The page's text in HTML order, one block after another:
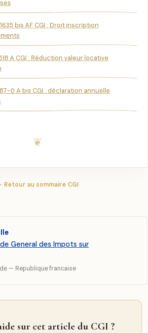
bis AF CGI : Droit inscription
A CGI : Réduction valeur locative
0 A bis CGI : déclaration annuelle
Retour au sommaire CGI
General des Impots sur
— Republique francaise
sur cet article du CGI ?